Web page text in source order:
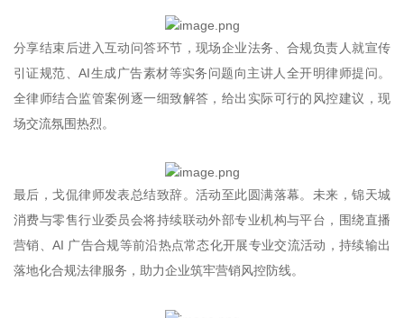
分享结束后进入互动问答环节，现场企业法务、合规负责人就宣传
引证规范、AI生成广告素材等实务问题向主讲人全开明律师提问。
全律师结合监管案例逐一细致解答，给出实际可行的风控建议，现
场交流氛围热烈。
最后，戈侃律师发表总结致辞。活动至此圆满落幕。未来，锦天城
消费与零售行业委员会将持续联动外部专业机构与平台，围绕直播
营销、AI 广告合规等前沿热点常态化开展专业交流活动，持续输出
落地化合规法律服务，助力企业筑牢营销风控防线。